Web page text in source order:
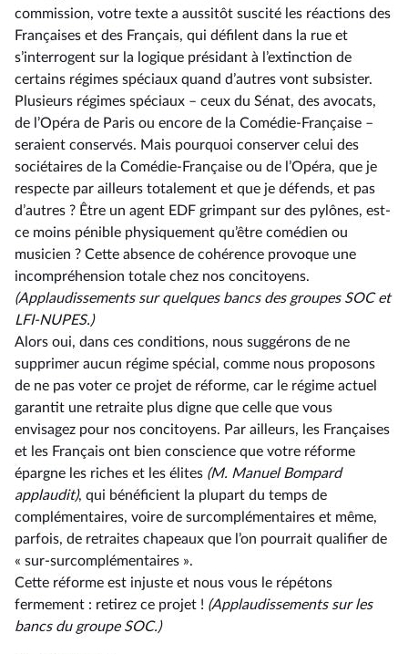
commission, votre texte a aussitôt suscité les réactions des
Françaises et des Français, qui défilent dans la rue et
s’interrogent sur la logique présidant à l’extinction de
certains régimes spéciaux quand d’autres vont subsister.
Plusieurs régimes spéciaux –⁠ ceux du Sénat, des avocats,
de l’Opéra de Paris ou encore de la Comédie-Française –
seraient conservés. Mais pourquoi conserver celui des
sociétaires de la Comédie-Française ou de l’Opéra, que je
respecte par ailleurs totalement et que je défends, et pas
d’autres ? Être un agent EDF grimpant sur des pylônes, est-
ce moins pénible physiquement qu’être comédien ou
musicien ? Cette absence de cohérence provoque une
incompréhension totale chez nos concitoyens.
(Applaudissements sur quelques bancs des groupes SOC et
LFI-NUPES.)
Alors oui, dans ces conditions, nous suggérons de ne
supprimer aucun régime spécial, comme nous proposons
de ne pas voter ce projet de réforme, car le régime actuel
garantit une retraite plus digne que celle que vous
envisagez pour nos concitoyens. Par ailleurs, les Françaises
et les Français ont bien conscience que votre réforme
épargne les riches et les élites (M. Manuel Bompard
applaudit), qui bénéficient la plupart du temps de
complémentaires, voire de surcomplémentaires et même,
parfois, de retraites chapeaux que l’on pourrait qualifier de
« sur-surcomplémentaires ».
Cette réforme est injuste et nous vous le répétons
fermement : retirez ce projet ! (Applaudissements sur les
bancs du groupe SOC.)